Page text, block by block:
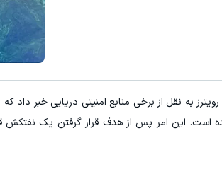
به نقل از برخی منابع امنیتی دریایی خبر
است. این امر پس از هدف قرار گرفتن یک